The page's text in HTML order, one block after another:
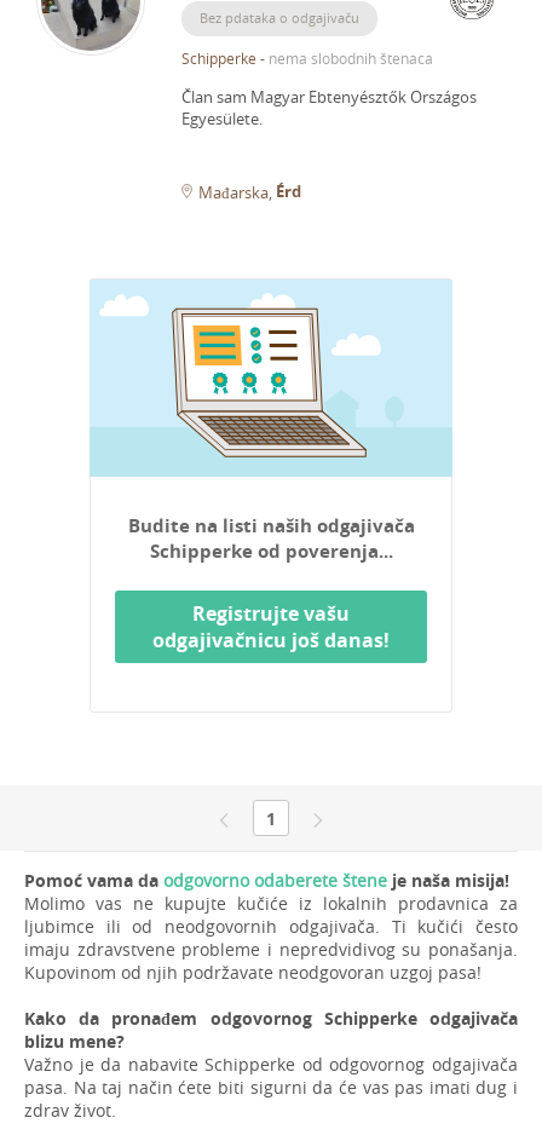
Bez pdataka o odgajivaču
Schipperke - nema slobodnih štenaca
Član sam Magyar Ebtenyésztők Országos
Egyesülete.
Mađarska Érd
Budite na listi naših odgajivača
Schipperke od poverenja...
Registrujte vašu
odgajivačnicu još danas!
1
Pomoć vama da odgovorno odaberete štene je naša misija!
Molimo vas ne kupujte kučiće iz lokalnih prodavnica za
ljubimce ili od neodgovornih odgajivača. Ti kučići često
imaju zdravstvene probleme i nepredvidivog su ponašanja.
Kupovinom od njih podržavate neodgovoran uzgoj pasa!
Kako da pronađem odgovornog Schipperke odgajivača
blizu mene?
Važno je da nabavite Schipperke od odgovornog odgajivača
pasa. Na taj način ćete biti sigurni da će vas pas imati dug i
zdrav život.